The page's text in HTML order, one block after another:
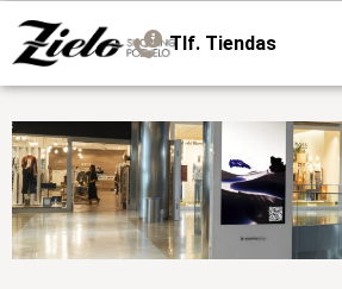
Tlf. Tiendas